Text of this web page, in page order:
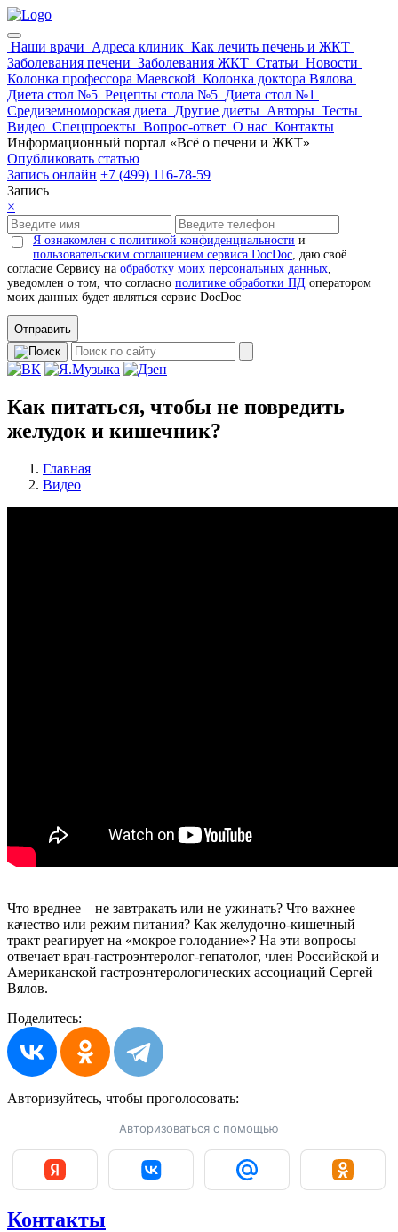
Наши врачи Адреса клиник Как лечить печень и ЖКТ
Заболевания печени Заболевания ЖКТ Статьи Новости
Колонка профессора Маевской Колонка доктора Вялова
Диета стол №5 Рецепты стола №5 Диета стол №1
Средиземноморская диета Другие диеты Авторы Тесты
Видео Спецпроекты Вопрос-ответ О нас Контакты
Информационный портал «Всё о печени и ЖКТ»
Опубликовать статью
Запись онлайн +7 (499) 116-78-59
Запись
×
Я ознакомлен с политикой конфиденциальности и
пользовательским соглашением сервиса DocDoc, даю своё
согласие Сервису на обработку моих персональных данных,
уведомлен о том, что согласно политике обработки ПД оператором
моих данных будет являться сервис DocDoc
Отправить
Как питаться, чтобы не повредить
желудок и кишечник?
Главная
Видео
Что вреднее – не завтракать или не ужинать? Что важнее –
качество или режим питания? Как желудочно-кишечный
тракт реагирует на «мокрое голодание»? На эти вопросы
отвечает врач-гастроэнтеролог-гепатолог, член Российской и
Американской гастроэнтерологических ассоциаций Сергей
Вялов.
Поделитесь:
Авторизуйтесь, чтобы проголосовать:
Авторизоваться с помощью
Контакты